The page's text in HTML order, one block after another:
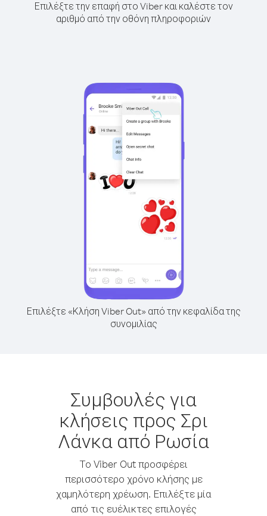
Επιλέξτε την επαφή στο Viber και καλέστε τον
αριθμό από την οθόνη πληροφοριών
Επιλέξτε «Κλήση Viber Out» από την κεφαλίδα της
συνομιλίας
Συμβουλές για
κλήσεις προς Σρι
Λάνκα από Ρωσία
Το Viber Out προσφέρει
περισσότερο χρόνο κλήσης με
χαμηλότερη χρέωση. Επιλέξτε μία
από τις ευέλικτες επιλογές